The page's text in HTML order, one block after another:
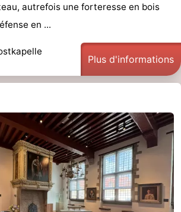
autrefois une forteresse en bois
en ...
Plus d'informations